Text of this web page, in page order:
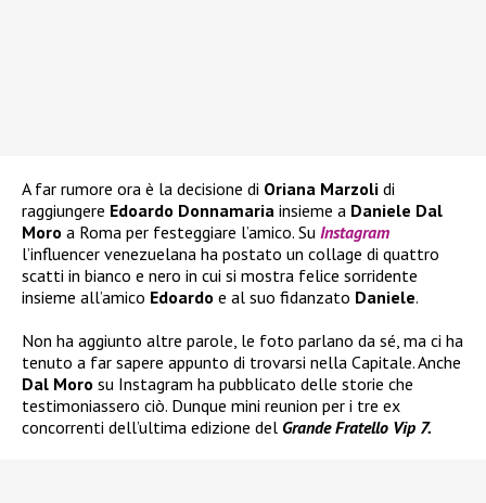
A far rumore ora è la decisione di Oriana Marzoli di
raggiungere Edoardo Donnamaria insieme a Daniele Dal
Moro a Roma per festeggiare l’amico. Su Instagram
l’influencer venezuelana ha postato un collage di quattro
scatti in bianco e nero in cui si mostra felice sorridente
insieme all’amico Edoardo e al suo fidanzato Daniele.
Non ha aggiunto altre parole, le foto parlano da sé, ma ci ha
tenuto a far sapere appunto di trovarsi nella Capitale. Anche
Dal Moro su Instagram ha pubblicato delle storie che
testimoniassero ciò. Dunque mini reunion per i tre ex
concorrenti dell’ultima edizione del Grande Fratello Vip 7.